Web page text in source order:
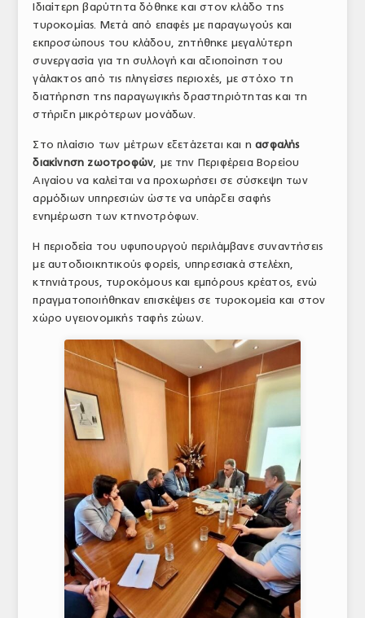
Ιδιαίτερη βαρύτητα δόθηκε και στον κλάδο της
τυροκομίας. Μετά από επαφές με παραγωγούς και
εκπροσώπους του κλάδου, ζητήθηκε μεγαλύτερη
συνεργασία για τη συλλογή και αξιοποίηση του
γάλακτος από τις πληγείσες περιοχές, με στόχο τη
διατήρηση της παραγωγικής δραστηριότητας και τη
στήριξη μικρότερων μονάδων.
Στο πλαίσιο των μέτρων εξετάζεται και ηασφαλής
διακίνηση ζωοτροφών, με την Περιφέρεια Βορείου
Αιγαίου να καλείται να προχωρήσει σε σύσκεψη των
αρμόδιων υπηρεσιών ώστε να υπάρξει σαφής
ενημέρωση των κτηνοτρόφων.
Η περιοδεία του υφυπουργού περιλάμβανε συναντήσεις
με αυτοδιοικητικούς φορείς, υπηρεσιακά στελέχη,
κτηνιάτρους, τυροκόμους και εμπόρους κρέατος, ενώ
πραγματοποιήθηκαν επισκέψεις σε τυροκομεία και στον
χώρο υγειονομικής ταφής ζώων.